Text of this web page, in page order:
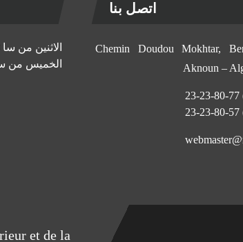
اتصل بنا
11, Chemin Doudou Mokhtar,
Aknoun –
الاثنين من سا 9 إلى سا 15 و 30 د
الخميس من سا 9 إلى سا 12
et de la